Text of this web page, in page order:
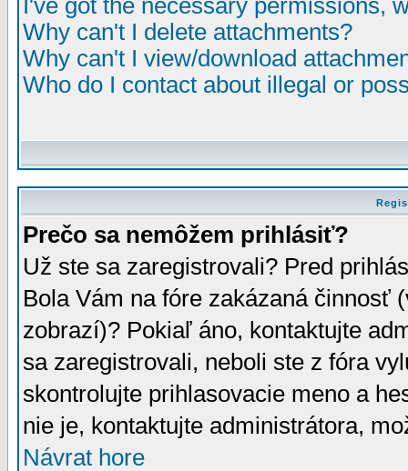
I've got the necessary permissions,
Why can't I delete attachments?
Why can't I view/download
Who do I contact about illegal or
Prečo sa nemôžem prihlásiť?
Už ste sa zaregistrovali? Pred
Bola Vám na fóre zakázaná činnosť
zobrazí)? Pokiaľ áno, kontaktujte
sa zaregistrovali, neboli ste z fóra
skontrolujte prihlasovacie meno a
nie je, kontaktujte administrátora,
Návrat hore